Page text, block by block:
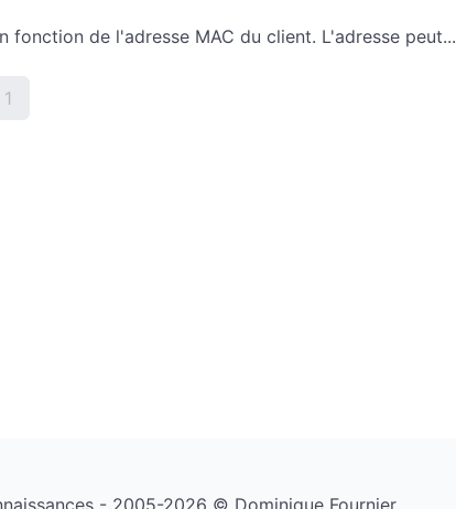
fonction de l'adresse MAC du client. L'adresse peut...
1
- 2005-2026 © Dominique Fournier